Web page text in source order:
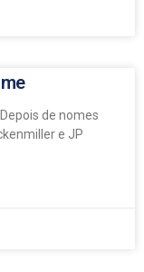
de nomes
e JP